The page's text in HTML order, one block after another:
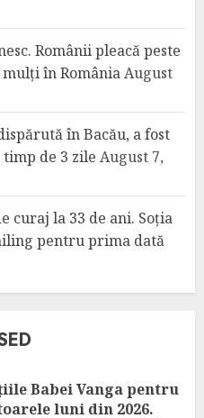
Românii pleacă peste
în RomâniaAugust
în Bacău, a fost
de 3 zile August 7,
curaj la 33 de ani. Soția
pentru prima dată
Babei Vanga pentru
luni din 2026.